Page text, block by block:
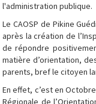
l'administration publique.
Le CAOSP de Pikine
après la création de
de répondre
matière d’orientation,
parents, bref le citoyen
En effet, c’est en
Régionale de